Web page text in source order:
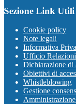
Sezione Link Utili
Cookie policy
Note legali
Informativa
Ufficio
Dichiarazione di
Obiettivi di
Whistleblowing
Gestione